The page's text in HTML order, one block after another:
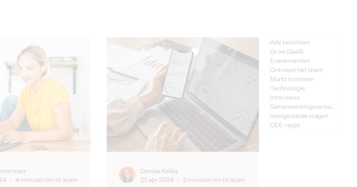
4 minuten om te lezen
Denise Kolles
25 apr 2024
3 minuten om te lezen
Alle berichten
Grow (SaaS)
Evenementen
Ontmoet het team
Markt Inzichten
Technologie
Interviews
Samenwerkingsverbanden
Veelgestelde vragen
CEE-regio